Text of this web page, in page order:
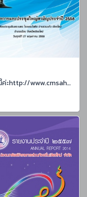
อ่านรายงานกิจการประจำปี 2558 ได้ที่ลิงค์นี้ค่ะhttp://www.cmsahakorn.com/report/AnnualReport2015.pdf